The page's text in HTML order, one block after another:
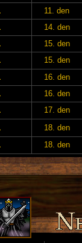
11. den
14. den
15. den
15. den
16. den
16. den
17. den
18. den
18. den